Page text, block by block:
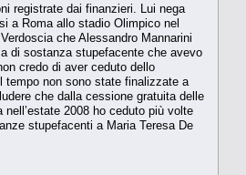
registrate dai finanzieri. Lui ne­ga
a Roma allo stadio Olimpico nel
che Alessandro Mannarini
di sostanza stupefacente che avevo
credo di aver ceduto dello
tempo non sono state finalizzate a
che dalla cessione gratuita delle
2008 ho ceduto più volte
stupefacenti a Maria Teresa De